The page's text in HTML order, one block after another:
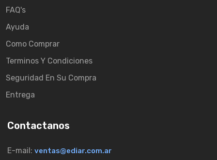
FAQ's
Ayuda
Como Comprar
Terminos Y Condiciones
Seguridad En Su Compra
Entrega
Contactanos
E-mail: ventas@ediar.com.ar